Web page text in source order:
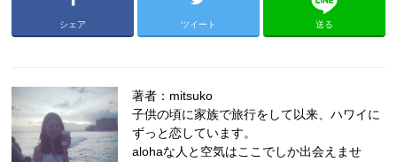
シェア ツイート 送る
著者：mitsuko
子供の頃に家族で旅行をして以来、ハワイに
ずっと恋しています。
alohaな人と空気はここでしか出会えませ